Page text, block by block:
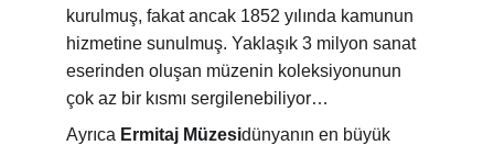
kurulmuş, fakat ancak 1852 yılında kamunun
hizmetine sunulmuş. Yaklaşık 3 milyon sanat
eserinden oluşan müzenin koleksiyonunun
çok az bir kısmı sergilenebiliyor…
Ayrıca Ermitaj Müzesidünyanın en büyük